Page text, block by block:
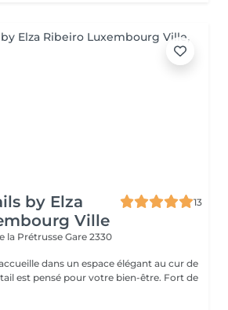
by Elza
Ville
13
la Prétrusse Gare 2330
dans un espace élégant au cur de
est pensé pour votre bien-être. Fort de